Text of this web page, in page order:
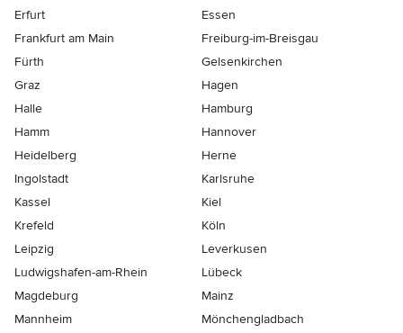
Erfurt
Essen
Frankfurt am Main
Freiburg-im-Breisgau
Fürth
Gelsenkirchen
Graz
Hagen
Halle
Hamburg
Hamm
Hannover
Heidelberg
Herne
Ingolstadt
Karlsruhe
Kassel
Kiel
Krefeld
Köln
Leipzig
Leverkusen
Ludwigshafen-am-Rhein
Lübeck
Magdeburg
Mainz
Mannheim
Mönchen­gladbach